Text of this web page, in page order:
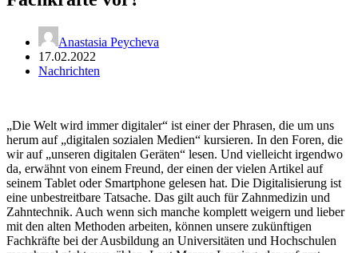
Anastasia Peycheva
17.02.2022
Nachrichten
„Die Welt wird immer digitaler“ ist einer der Phrasen, die um uns
herum auf „digitalen sozialen Medien“ kursieren. In den Foren, die
wir auf „unseren digitalen Geräten“ lesen. Und vielleicht irgendwo
da, erwähnt von einem Freund, der einen der vielen Artikel auf
seinem Tablet oder Smartphone gelesen hat. Die Digitalisierung ist
eine unbestreitbare Tatsache. Das gilt auch für Zahnmedizin und
Zahntechnik. Auch wenn sich manche komplett weigern und lieber
mit den alten Methoden arbeiten, können unsere zukünftigen
Fachkräfte bei der Ausbildung an Universitäten und Hochschulen